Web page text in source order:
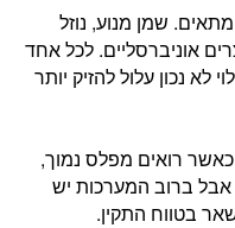
שמן מנוע, נוזל
אוניברסליים. לכל אחד
לא נכון עלול להזיק יותר
רואים מפלס נמוך,
ברוב המערכות יש
בטווח התקין.